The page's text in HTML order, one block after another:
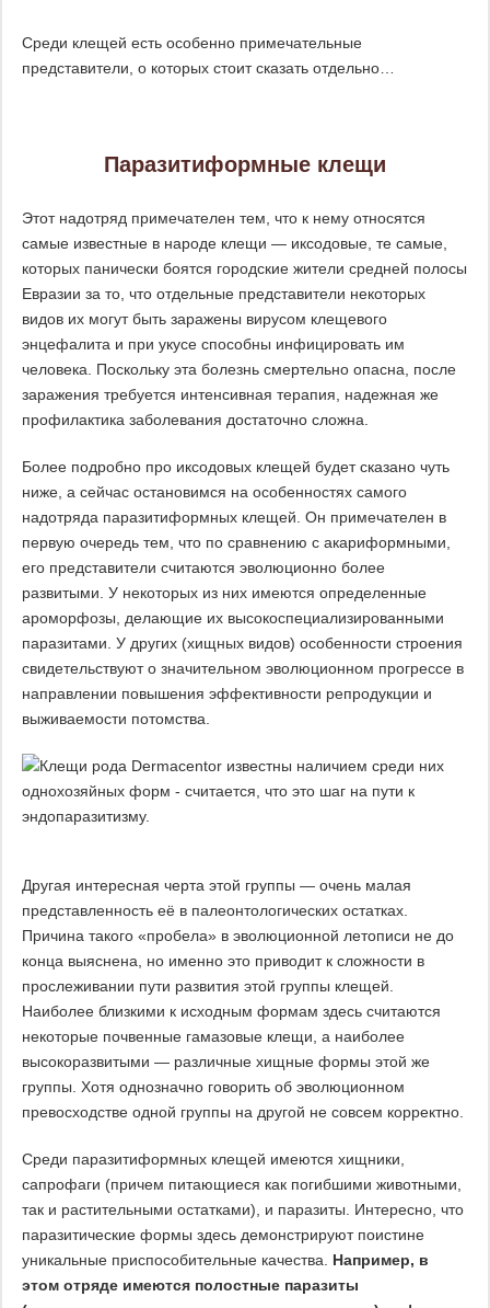
Среди клещей есть особенно примечательные
представители, о которых стоит сказать отдельно…
Паразитиформные клещи
Этот надотряд примечателен тем, что к нему относятся
самые известные в народе клещи — иксодовые, те самые,
которых панически боятся городские жители средней полосы
Евразии за то, что отдельные представители некоторых
видов их могут быть заражены вирусом клещевого
энцефалита и при укусе способны инфицировать им
человека. Поскольку эта болезнь смертельно опасна, после
заражения требуется интенсивная терапия, надежная же
профилактика заболевания достаточно сложна.
Более подробно про иксодовых клещей будет сказано чуть
ниже, а сейчас остановимся на особенностях самого
надотряда паразитиформных клещей. Он примечателен в
первую очередь тем, что по сравнению с акариформными,
его представители считаются эволюционно более
развитыми. У некоторых из них имеются определенные
ароморфозы, делающие их высокоспециализированными
паразитами. У других (хищных видов) особенности строения
свидетельствуют о значительном эволюционном прогрессе в
направлении повышения эффективности репродукции и
выживаемости потомства.
Другая интересная черта этой группы — очень малая
представленность её в палеонтологических остатках.
Причина такого «пробела» в эволюционной летописи не до
конца выяснена, но именно это приводит к сложности в
прослеживании пути развития этой группы клещей.
Наиболее близкими к исходным формам здесь считаются
некоторые почвенные гамазовые клещи, а наиболее
высокоразвитыми — различные хищные формы этой же
группы. Хотя однозначно говорить об эволюционном
превосходстве одной группы на другой не совсем корректно.
Среди паразитиформных клещей имеются хищники,
сапрофаги (причем питающиеся как погибшими животными,
так и растительными остатками), и паразиты. Интересно, что
паразитические формы здесь демонстрируют поистине
уникальные приспособительные качества. Например, в
этом отряде имеются полостные паразиты